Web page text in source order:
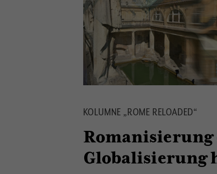
KOLUMNE „ROME RELOADED“
Romanisierung
Globalisierung